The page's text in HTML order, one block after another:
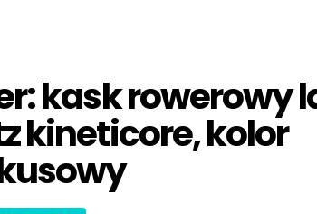
kask rowerowy
kineticore, kolor